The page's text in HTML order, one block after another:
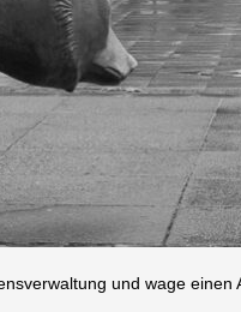
und wage